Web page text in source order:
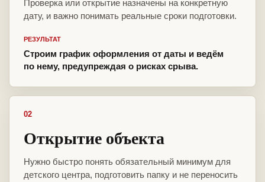
Проверка или открытие назначены на конкретную
дату, и важно понимать реальные сроки подготовки.
РЕЗУЛЬТАТ
Строим график оформления от даты и ведём
по нему, предупреждая о рисках срыва.
02
Открытие объекта
Нужно быстро понять обязательный минимум для
детского центра, подготовить папку и не переносить